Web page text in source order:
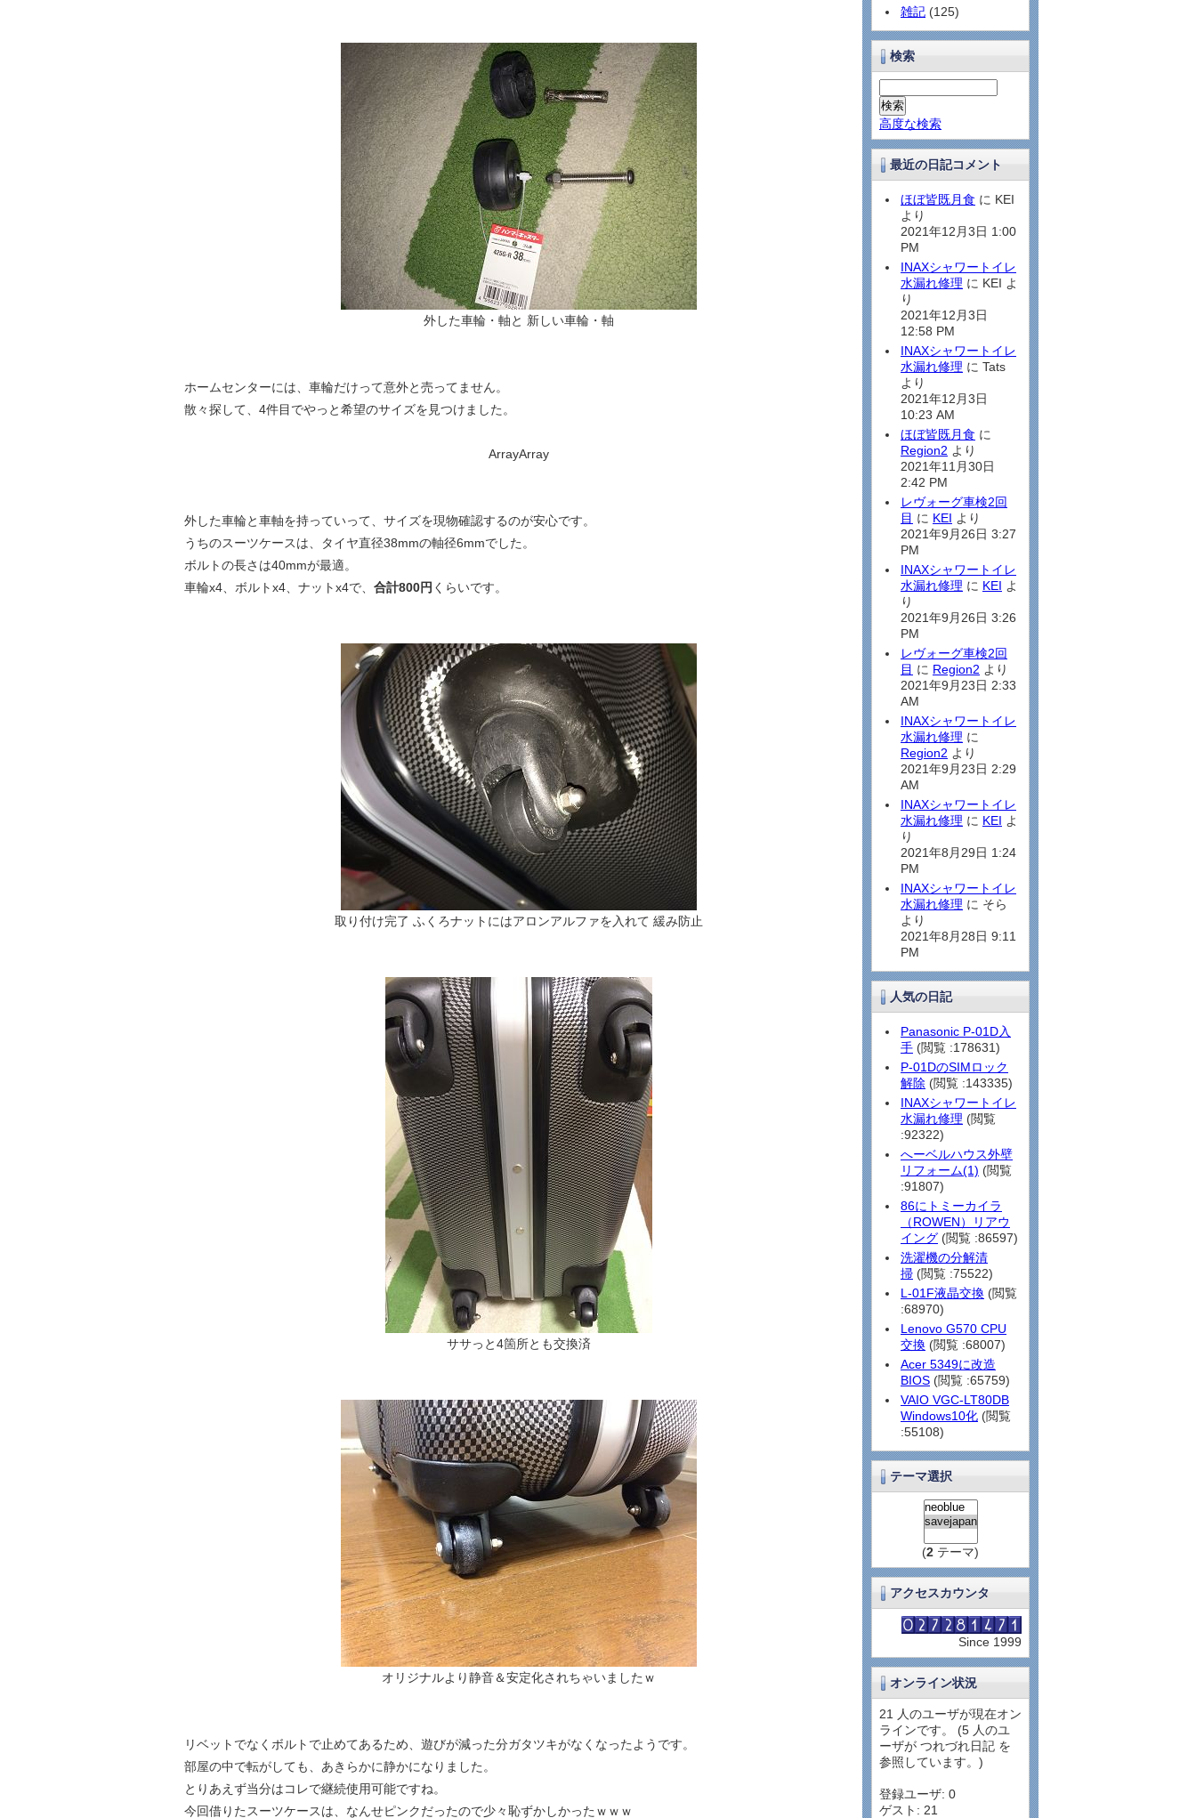
外した車輪・軸と 新しい車輪・軸
ホームセンターには、車輪だけって意外と売ってません。
散々探して、4件目でやっと希望のサイズを見つけました。
ArrayArray
外した車輪と車軸を持っていって、サイズを現物確認するのが安心です。
うちのスーツケースは、タイヤ直径38mmの軸径6mmでした。
ボルトの長さは40mmが最適。
車輪x4、ボルトx4、ナットx4で、 合計800円 くらいです。
取り付け完了 ふくろナットにはアロンアルファを入れて 緩み防止
ササっと4箇所とも交換済
オリジナルより静音＆安定化されちゃいましたｗ
リベットでなくボルトで止めてあるため、遊びが減った分ガタツキがなくなったようです。
部屋の中で転がしても、あきらかに静かになりました。
とりあえず当分はコレで継続使用可能ですね。
今回借りたスーツケースは、なんせピンクだったので少々恥ずかしかったｗｗｗ
雑記 (125)
検索
高度な検索
最近の日記コメント
ほぼ皆既月食 に KEI
より
2021年12月3日 1:00
PM
INAXシャワートイレ
水漏れ修理 に KEI よ
り
2021年12月3日
12:58 PM
INAXシャワートイレ
水漏れ修理 に Tats
より
2021年12月3日
10:23 AM
ほぼ皆既月食 に
Region2 より
2021年11月30日
2:42 PM
レヴォーグ車検2回
目 に KEI より
2021年9月26日 3:27
PM
INAXシャワートイレ
水漏れ修理 に KEI よ
り
2021年9月26日 3:26
PM
レヴォーグ車検2回
目 に Region2 より
2021年9月23日 2:33
AM
INAXシャワートイレ
水漏れ修理 に
Region2 より
2021年9月23日 2:29
AM
INAXシャワートイレ
水漏れ修理 に KEI よ
り
2021年8月29日 1:24
PM
INAXシャワートイレ
水漏れ修理 に そら
より
2021年8月28日 9:11
PM
人気の日記
Panasonic P-01D入
手 (閲覧 :178631)
P-01DのSIMロック
解除 (閲覧 :143335)
INAXシャワートイレ
水漏れ修理 (閲覧
:92322)
へーベルハウス外壁
リフォーム(1) (閲覧
:91807)
86にトミーカイラ
（ROWEN）リアウ
イング (閲覧 :86597)
洗濯機の分解清
掃 (閲覧 :75522)
L-01F液晶交換 (閲覧
:68970)
Lenovo G570 CPU
交換 (閲覧 :68007)
Acer 5349に改造
BIOS (閲覧 :65759)
VAIO VGC-LT80DB
Windows10化 (閲覧
:55108)
テーマ選択
(2 テーマ)
アクセスカウンタ
Since 1999
オンライン状況
21 人のユーザが現在オン
ラインです。 (5 人のユ
ーザが つれづれ日記 を
参照しています。)
登録ユーザ: 0
ゲスト: 21